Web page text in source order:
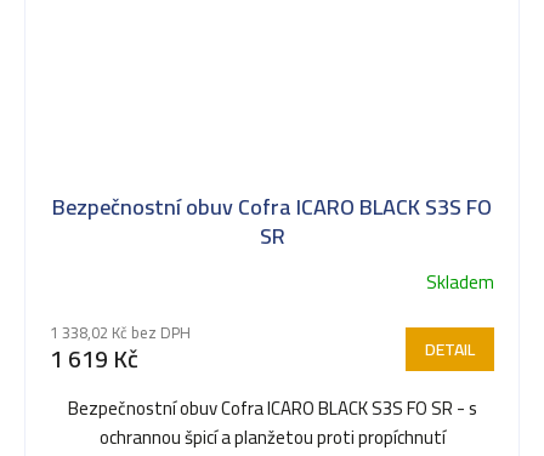
Bezpečnostní obuv Cofra ICARO BLACK S3S FO
SR
Skladem
1 338,02 Kč bez DPH
1 619 Kč DETAIL
Bezpečnostní obuv Cofra ICARO BLACK S3S FO SR - s
ochrannou špicí a planžetou proti propíchnutí